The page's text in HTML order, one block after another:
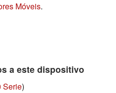
Móveis.
a este dispositivo
Serie)